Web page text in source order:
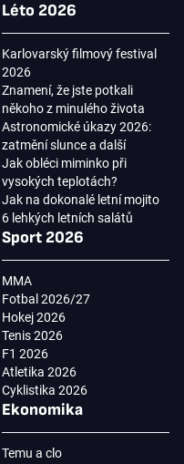
Léto 2026
Karlovarský filmový festival
2026
Znamení, že jste potkali
někoho z minulého života
Astronomické úkazy 2026:
zatmění slunce a další
Jak obléci miminko při
vysokých teplotách?
Jak na dokonalé letní mojito
6 lehkých letních salátů
Sport 2026
MMA
Fotbal 2026/27
Hokej 2026
Tenis 2026
F1 2026
Atletika 2026
Cyklistika 2026
Ekonomika
Temu a clo